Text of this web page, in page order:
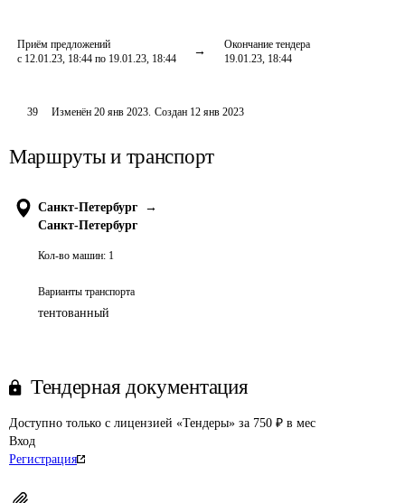
Приём предложений
с 12.01.23, 18:44 по 19.01.23, 18:44
Окончание тендера
19.01.23, 18:44
39 Изменён20 янв 2023. Создан 12 янв 2023
Маршруты и транспорт
Санкт-Петербург
→
Санкт-Петербург
Кол-во машин: 1
Варианты транспорта
тентованный
Тендерная документация
Доступно только с лицензией «Тендеры» за 750 ₽ в мес
Вход
Регистрация